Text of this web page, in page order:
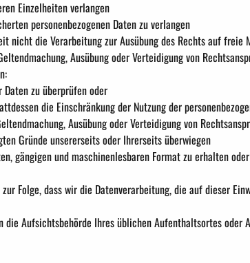
Einzelheiten verlangen
personenbezogenen Daten zu verlangen
nicht die Verarbeitung zur Ausübung des Rechts auf freie
Ausübung oder Verteidigung von
zu überprüfen oder
die Einschränkung der Nutzung der
Ausübung oder Verteidigung von
Gründe unsererseits oder Ihrerseits überwiegen
gängigen und maschinenlesbaren Format zu erhalten
Folge, dass wir die Datenverarbeitung, die auf dieser
Aufsichtsbehörde Ihres üblichen Aufenthaltsortes oder